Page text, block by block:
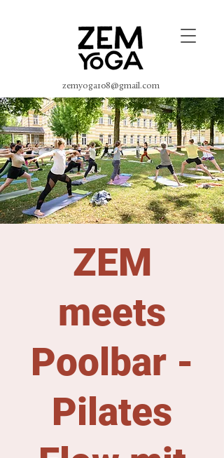
zemyoga108@gmail.com
ZEM
meets
Poolbar -
Pilates